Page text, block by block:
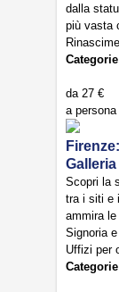
dalla
più vasta
da 27 €
a persona
Scopri la
tra i siti e
ammira
Signoria
Uffizi per